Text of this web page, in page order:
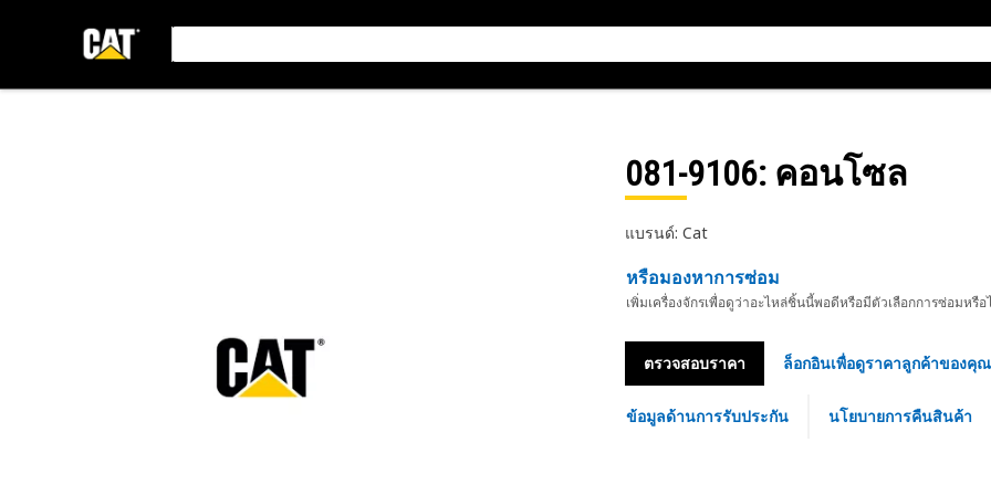
081-9106: คอนโซล
แบรนด์: Cat
หรือมองหาการซ่อม
เพิ่มเครื่องจักรเพื่อดูว่าอะไหล่ชิ้นนี้พอดีหรือมีตัวเลือกการซ่อมหรือ
ตรวจสอบราคา ล็อกอินเพื่อดูราคาลูกค้าของคุณ
ข้อมูลด้านการรับประกัน นโยบายการคืนสินค้า